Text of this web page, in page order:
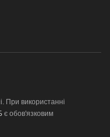
При використанні
є обов'язковим